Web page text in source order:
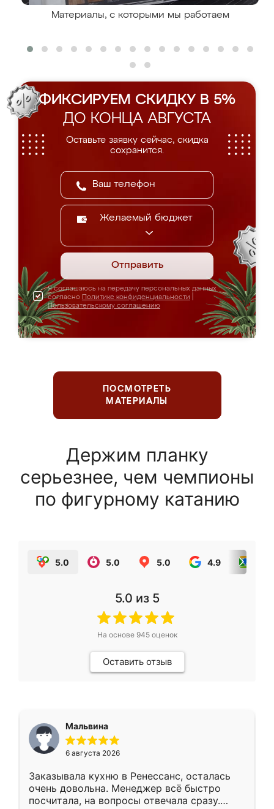
Материалы, с которыми мы работаем
ФИКСИРУЕМ СКИДКУ В 5%
ДО КОНЦА АВГУСТА
Оставьте заявку сейчас, скидка
сохранится.
Желаемый бюджет
Отправить
Я соглашаюсь на передачу персональных данных
согласно Политике конфиденциальности
Пользовательскому соглашению
ПОСМОТРЕТЬ
МАТЕРИАЛЫ
Держим планку
серьезнее, чем чемпионы
по фигурному катанию
5.0 5.0 5.0 4.9
5.0 из 5
На основе 945оценок
Оставить отзыв
Мальвина
6 августа 2026
Заказывала кухню в Ренессанс, осталась
очень довольна. Менеджер всё быстро
посчитала, на вопросы отвечала сразу.